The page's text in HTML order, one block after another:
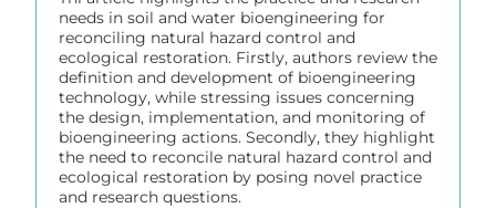
needs in soil and water bioengineering for
reconciling natural hazard control and
ecological restoration. Firstly, authors review the
definition and development of bioengineering
technology, while stressing issues concerning
the design, implementation, and monitoring of
bioengineering actions. Secondly, they highlight
the need to reconcile natural hazard control and
ecological restoration by posing novel practice
and research questions.